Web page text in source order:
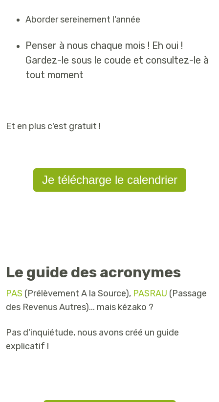
Aborder sereinement l'année
Penser à nous chaque mois ! Eh oui !
Gardez-le sous le coude et consultez-le à
tout moment
Et en plus c'est gratuit !
Je télécharge le calendrier
Le guide des acronymes
PAS (Prélèvement A la Source), PASRAU (Passage
des Revenus Autres)... mais kézako ?
Pas d'inquiétude, nous avons créé un guide
explicatif !